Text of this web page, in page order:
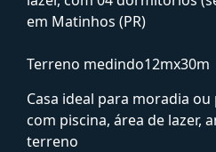
em Matinhos (PR)
Terreno medindo12mx30m
Casa ideal para moradia
com piscina, área de lazer,
terreno